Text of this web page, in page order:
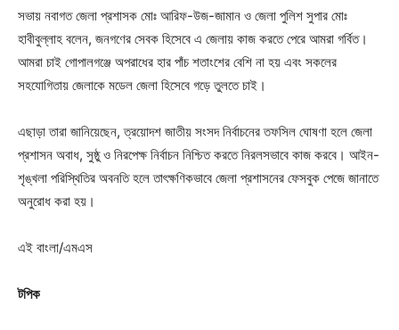
সভায় নবাগত জেলা প্রশাসক মোঃ আরিফ-উজ-জামান ও জেলা পুলিশ সুপার মোঃ
হাবীবুল্লাহ বলেন, জনগণের সেবক হিসেবে এ জেলায় কাজ করতে পেরে আমরা গর্বিত।
আমরা চাই গোপালগঞ্জে অপরাধের হার পাঁচ শতাংশের বেশি না হয় এবং সকলের
সহযোগিতায় জেলাকে মডেল জেলা হিসেবে গড়ে তুলতে চাই।
এছাড়া তারা জানিয়েছেন, ত্রয়োদশ জাতীয় সংসদ নির্বাচনের তফসিল ঘোষণা হলে জেলা
প্রশাসন অবাধ, সুষ্ঠু ও নিরপেক্ষ নির্বাচন নিশ্চিত করতে নিরলসভাবে কাজ করবে। আইন-
শৃঙ্খলা পরিস্থিতির অবনতি হলে তাৎক্ষণিকভাবে জেলা প্রশাসনের ফেসবুক পেজে জানাতে
অনুরোধ করা হয়।
এই বাংলা/এমএস
টপিক